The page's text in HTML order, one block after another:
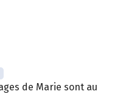
de Marie sont au